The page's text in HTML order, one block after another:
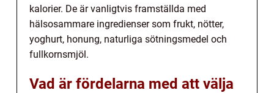
kalorier. De är vanligtvis framställda med
hälsosammare ingredienser som frukt, nötter,
yoghurt, honung, naturliga sötningsmedel och
fullkornsmjöl.
Vad är fördelarna med att välja